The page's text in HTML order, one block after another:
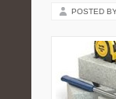
POSTED